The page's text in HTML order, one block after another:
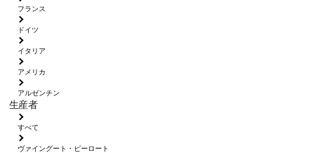
フランス
ドイツ
イタリア
アメリカ
アルゼンチン
生産者
すべて
ヴァイングート・ピーロート